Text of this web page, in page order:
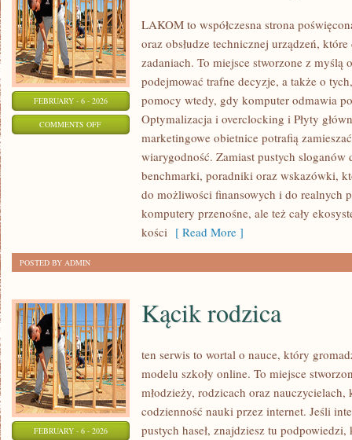
FEBRUARY - 6 - 2026
COMMENTS OFFON
PORADNIKI
ZAKUPOWE
LAKOM to współczesna strona
oraz obsłudze technicznej urządzeń,
zadaniach. To miejsce stworzone z myślą
podejmować trafne decyzje, a także o
pomocy wtedy, gdy komputer odmawia
Optymalizacja i overclocking i Płyty
marketingowe obietnice potrafią
wiarygodność. Zamiast pustych sloganów
benchmarki, poradniki oraz wskazówki,
do możliwości finansowych i do realnych
komputery przenośne, ale też cały
kości [ Read More ]
POSTED BY ADMIN
FEBRUARY - 6 - 2026
Kącik rodzica
ten serwis to wortal o nauce, który
modelu szkoły online. To miejsce
młodzieży, rodzicach oraz
codzienność nauki przez internet. Jeśli
pustych haseł, znajdziesz tu